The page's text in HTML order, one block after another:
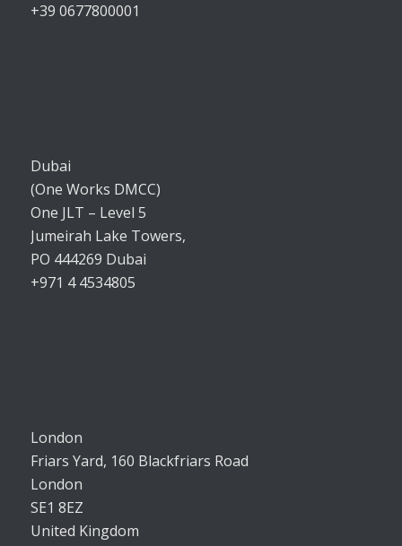
+39 0677800001
Dubai
(One Works DMCC)
One JLT – Level 5
Jumeirah Lake Towers,
PO 444269 Dubai
+971 4 4534805
London
Friars Yard, 160 Blackfriars Road
London
SE1 8EZ
United Kingdom